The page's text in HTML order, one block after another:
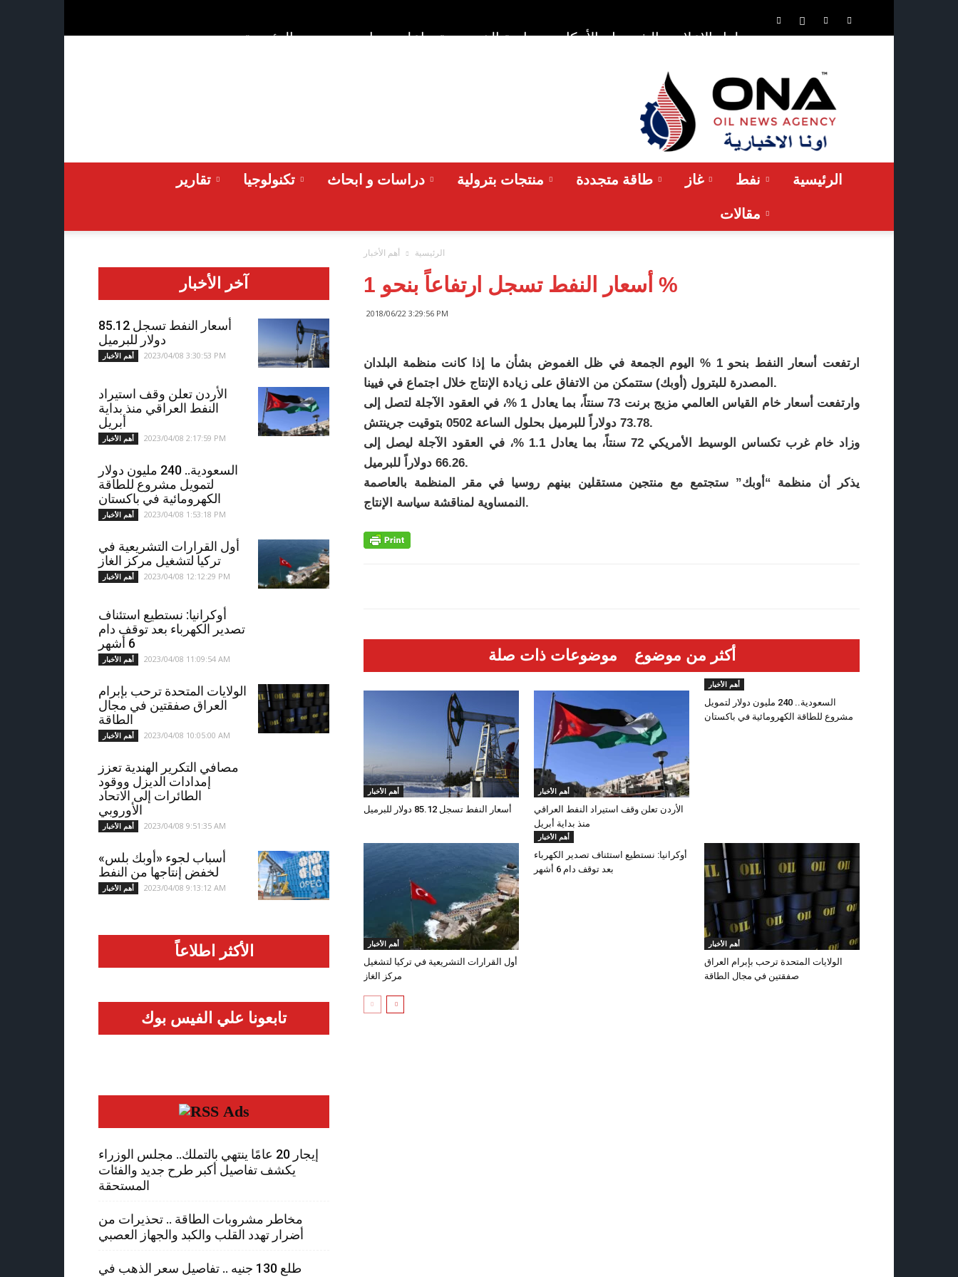
Friday 2026-08-07 الرئيسية من نحن اعلن معنا سياسة الخصوصية الشروط والأحكام حلول الإعلان
ONA™
NEWS
/
أونا
الاخبارية
الرئيسية نفط غاز طاقة متجددة منتجات بترولية دراسات و ابحاث تكنولوجيا
تقارير
مقالات
الرئيسية أهم الأخبار
أسعار النفط تسجل ارتفاعاً بنحو 1 %
2018/06/22 3:29:56 PM
ارتفعت أسعار النفط بنحو 1 % اليوم الجمعة في ظل الغموض بشأن ما إذا كانت منظمة البلدان
المصدرة للبترول (أوبك) ستتمكن من الاتفاق على زيادة الإنتاج خلال اجتماع في فيينا.
وارتفعت أسعار خام القياس العالمي مزيج برنت 73 سنتاً، بما يعادل 1 %، في العقود الآجلة لتصل إلى
73.78 دولاراً للبرميل بحلول الساعة 0502 بتوقيت جرينتش.
وزاد خام غرب تكساس الوسيط الأمريكي 72 سنتاً، بما يعادل 1.1 %، في العقود الآجلة ليصل إلى
66.26 دولاراً للبرميل.
يذكر أن منظمة “أوبك” ستجتمع مع منتجين مستقلين بينهم روسيا في مقر المنظمة بالعاصمة
النمساوية لمناقشة سياسة الإنتاج.
موضوعات ذات صلة أكثر من موضوع
أهم الأخبار
أسعار النفط تسجل 85.12 دولار للبرميل
أهم الأخبار
الأردن تعلن وقف استيراد النفط العراقي
منذ بداية أبريل
أهم الأخبار
السعودية.. 240 مليون دولار لتمويل
مشروع للطاقة الكهرومائية في باكستان
أهم الأخبار
أول القرارات التشريعية في تركيا لتشغيل
مركز الغاز
أهم الأخبار
أوكرانيا: نستطيع استئناف تصدير الكهرباء
بعد توقف دام 6 أشهر
أهم الأخبار
الولايات المتحدة ترحب بإبرام العراق
صفقتين في مجال الطاقة
آخر الأخبار
أسعار النفط تسجل 85.12
دولار للبرميل
أهم الأخبار 2023/04/08 3:30:53 PM
الأردن تعلن وقف استيراد
النفط العراقي منذ بداية
أبريل
أهم الأخبار 2023/04/08 2:17:59 PM
السعودية.. 240 مليون دولار
لتمويل مشروع للطاقة
الكهرومائية في باكستان
أهم الأخبار 2023/04/08 1:53:18 PM
أول القرارات التشريعية في
تركيا لتشغيل مركز الغاز
أهم الأخبار 2023/04/08 12:12:29 PM
أوكرانيا: نستطيع استئناف
تصدير الكهرباء بعد توقف دام
6 أشهر
أهم الأخبار 2023/04/08 11:09:54 AM
الولايات المتحدة ترحب بإبرام
العراق صفقتين في مجال
الطاقة
أهم الأخبار 2023/04/08 10:05:00 AM
مصافي التكرير الهندية تعزز
إمدادات الديزل ووقود
الطائرات إلى الاتحاد
الأوروبي
أهم الأخبار 2023/04/08 9:51:35 AM
أسباب لجوء «أوبك بلس»
لخفض إنتاجها من النفط
أهم الأخبار 2023/04/08 9:13:12 AM
الأكثر اطلاعاً
تابعونا علي الفيس بوك
Ads
إيجار 20 عامًا ينتهي بالتملك.. مجلس الوزراء
يكشف تفاصيل أكبر طرح جديد والفئات
المستحقة
مخاطر مشروبات الطاقة .. تحذيرات من
أضرار تهدد القلب والكبد والجهاز العصبي
طلع 130 جنيه .. تفاصيل سعر الذهب في